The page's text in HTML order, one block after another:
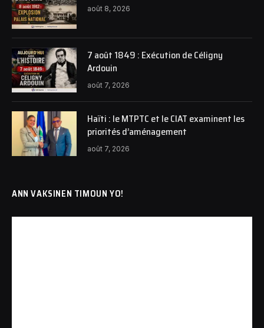
août 8, 2026
7 août 1849 : Exécution de Céligny
Ardouin
août 7, 2026
Haïti : le MTPTC et le CIAT examinent les
priorités d’aménagement
août 7, 2026
ANN VAKSINEN TIMOUN YO!